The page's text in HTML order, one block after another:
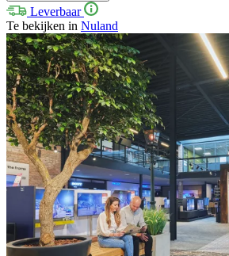
Leverbaar
Te bekijken in Nuland